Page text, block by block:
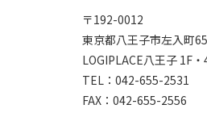
〒192-0012
東京都八王子市左入町
LOGIPLACE八王子 1F・
TEL： 042-655-2531
FAX： 042-655-2556